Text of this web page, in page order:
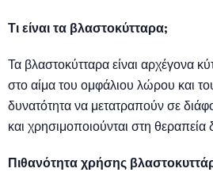
Τι είναι τα βλαστοκύτταρα;
Τα βλαστοκύτταρα είναι αρχέγονα
στο αίμα του ομφάλιου λώρου και
δυνατότητα να μετατραπούν σε
και χρησιμοποιούνται στη
Πιθανότητα χρήσης